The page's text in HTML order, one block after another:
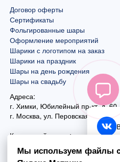
Договор оферты
Сертификаты
Фольгированные шары
Оформление мероприятий
Шарики с логотипом на заказ
Шарики на праздник
Шары на день рождения
Шары на свадьбу
Адреса:
г. Химки, Юбилейный пр-кт, д. 60
г. Москва, ул. Перовская, д. 59
Контактный номер:
+7 (495) 970-44-75
Мы используем файлы